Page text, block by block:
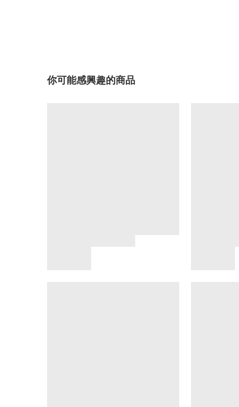
你可能感興趣的商品